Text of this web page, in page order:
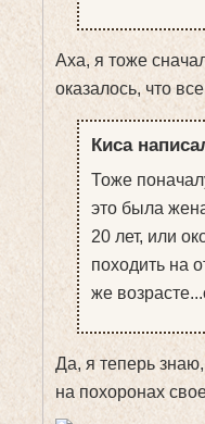
Аха, я тоже
оказалось, что
Киса
Тоже
это была
20 лет, или
походить на
же
Да, я теперь
на похоронах